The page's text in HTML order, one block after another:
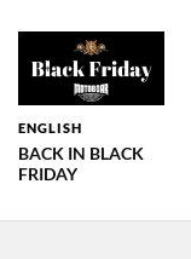
ENGLISH
BACK IN BLACK
FRIDAY